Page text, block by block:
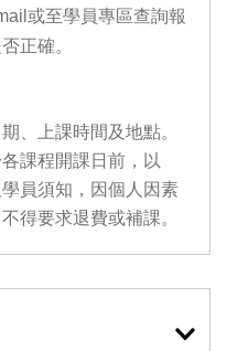
或至學員專區查詢報
正確。
、上課時間及地點。
課程開課日前，以
員須知，因個人因素
得要求退費或補課。